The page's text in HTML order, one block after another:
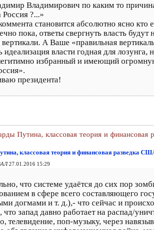
Владимирович по каким то
Россия ?...»
становится абсолютно ясно кто
пока, ответы свергнуть власть
А Ваше «правильная
идеализация власти годная для
избранный и имеющий
президента!
Путина, классовая теория и финансовая
классовая теория и финансовая разведка
27.01.2016 15:29
что системе удаётся до сих пор
в сфере всего составляющего
догмами и т. д.),- что сейчас и
что запад давно работает на распад/
телевидение, поп-музыку, через